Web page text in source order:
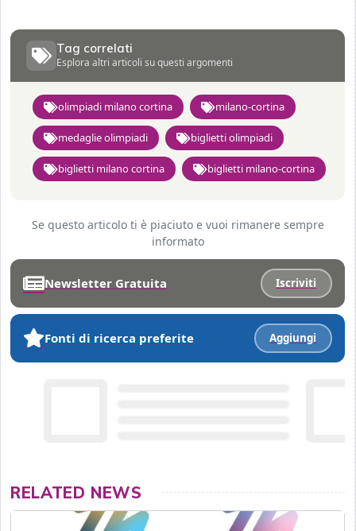
Tag correlati
Esplora altri articoli su questi argomenti
olimpiadi milano cortina milano-cortina
medaglie olimpiadi biglietti olimpiadi
biglietti milano cortina biglietti milano-cortina
Se questo articolo ti è piaciuto e vuoi rimanere sempre
informato
Newsletter Gratuita Iscriviti
Fonti di ricerca preferite Aggiungi
RELATED NEWS